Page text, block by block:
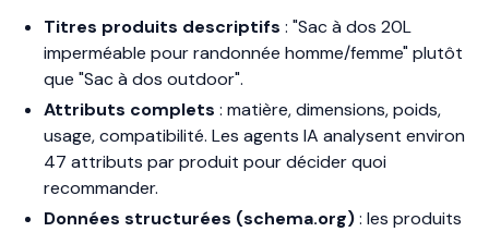
Titres produits descriptifs : "Sac à dos 20L
imperméable pour randonnée homme/femme" plutôt
que "Sac à dos outdoor".
Attributs complets : matière, dimensions, poids,
usage, compatibilité. Les agents IA analysent environ
47 attributs par produit pour décider quoi
recommander.
Données structurées (schema.org): les produits